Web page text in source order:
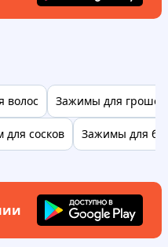
волос Зажимы для грошей
для сосков Зажимы для